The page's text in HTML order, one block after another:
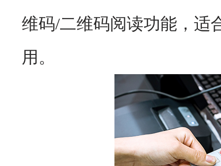
维码/二维码阅读功能，适
用。